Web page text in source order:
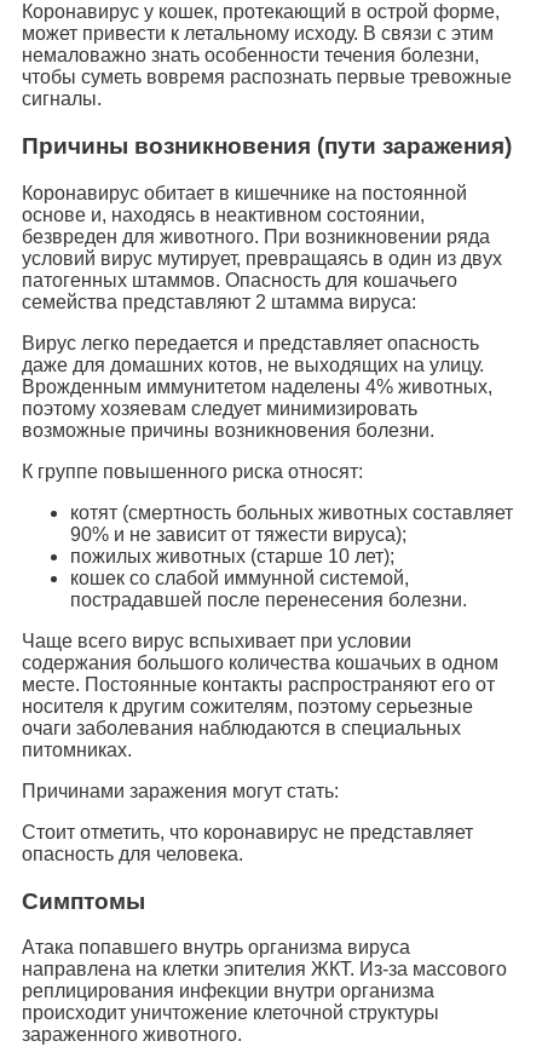
Коронавирус у кошек, протекающий в острой форме,
может привести к летальному исходу. В связи с этим
немаловажно знать особенности течения болезни,
чтобы суметь вовремя распознать первые тревожные
сигналы.
Причины возникновения (пути заражения)
Коронавирус обитает в кишечнике на постоянной
основе и, находясь в неактивном состоянии,
безвреден для животного. При возникновении ряда
условий вирус мутирует, превращаясь в один из двух
патогенных штаммов. Опасность для кошачьего
семейства представляют 2 штамма вируса:
Вирус легко передается и представляет опасность
даже для домашних котов, не выходящих на улицу.
Врожденным иммунитетом наделены 4% животных,
поэтому хозяевам следует минимизировать
возможные причины возникновения болезни.
К группе повышенного риска относят:
котят (смертность больных животных составляет
90% и не зависит от тяжести вируса);
пожилых животных (старше 10 лет);
кошек со слабой иммунной системой,
пострадавшей после перенесения болезни.
Чаще всего вирус вспыхивает при условии
содержания большого количества кошачьих в одном
месте. Постоянные контакты распространяют его от
носителя к другим сожителям, поэтому серьезные
очаги заболевания наблюдаются в специальных
питомниках.
Причинами заражения могут стать:
Стоит отметить, что коронавирус не представляет
опасность для человека.
Симптомы
Атака попавшего внутрь организма вируса
направлена на клетки эпителия ЖКТ. Из-за массового
реплицирования инфекции внутри организма
происходит уничтожение клеточной структуры
зараженного животного.